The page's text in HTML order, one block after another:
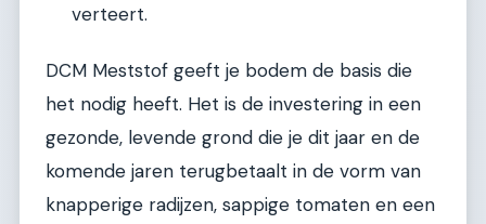
verteert.
DCM Meststof geeft je bodem de basis die
het nodig heeft. Het is de investering in een
gezonde, levende grond die je dit jaar en de
komende jaren terugbetaalt in de vorm van
knapperige radijzen, sappige tomaten en een